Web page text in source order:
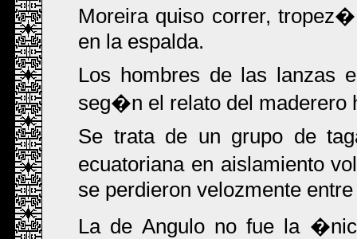
Moreira quiso correr,
en la espalda.
Los hombres de las lanzas
seg�n el relato del
Se trata de un grupo de
ecuatoriana en aislamiento
se perdieron velozmente
La de Angulo no fue la